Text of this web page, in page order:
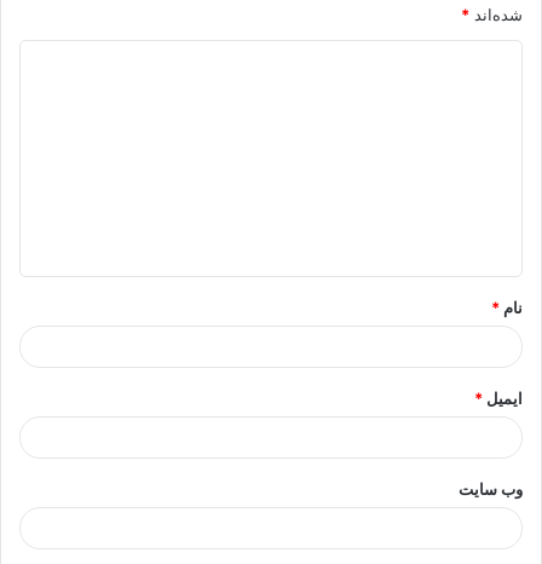
شده‌اند *
*
نام *
ایمیل *
وب‌ سایت